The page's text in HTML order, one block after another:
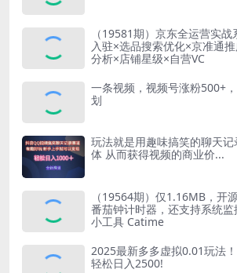
（19581期）京东全运营实
入驻×选品搜索优化×京准通
分析×店铺星级×自营VC
一条视频，视频号涨粉500+
划
玩法就是用趣味搞笑的聊天
体 从而获得视频的商业价...
（19564期）仅1.16MB，开
番茄钟计时器，还支持系统
小工具 Catime
2025最新多多虚拟0.01玩法
轻松日入2500!